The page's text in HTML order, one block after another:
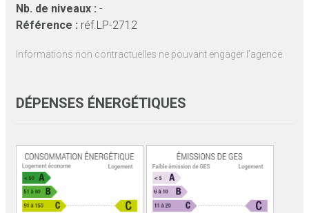
Nb. de niveaux : -
Référence : réf.LP-2712
Informations non contractuelles ne pouvant engager l’agence.
DÉPENSES ÉNERGÉTIQUES